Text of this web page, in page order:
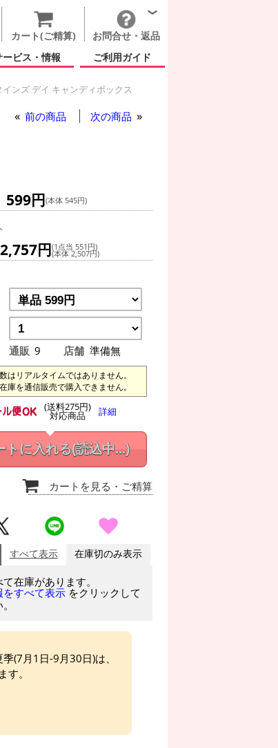
カート(ご精算)
お問合せ・返品
ービス・情報 ご利用ガイド
ンズ デイ キャンディボックス
前の商品 次の商品
599円(本体 545円)
2,757円(1点当 551円)
(本体 2,507円)
通販 9 店舗 準備無
はリアルタイムではありません。
庫を通信販売で購入できません。
(送料275円)
対応商品 詳細
トに入れる(読込中...)
カートを見る ・ご精算
すべて表示 在庫切のみ表示
在庫があります。
をすべて表示 をクリックして
(7月1日-9月30日)は、
。